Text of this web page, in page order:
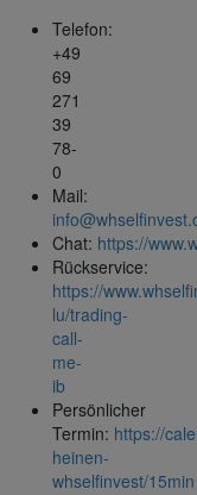
Telefon:
+49
69
271
39
78-
0
Mail:
Chat: https://
Rückservice:
https://
lu/trading-
call-
me-
ib
Persönlicher
Termin: https://
heinen-
whselfinvest/15min